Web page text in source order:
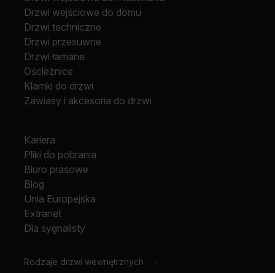
Drzwi wejściowe do domu
Drzwi techniczne
Drzwi przesuwne
Drzwi łamane
Ościeżnice
Klamki do drzwi
Zawiasy i akcesoria do drzwi
Kariera
Pliki do pobrania
Biuro prasowe
Blog
Unia Europejska
Extranet
Dla sygnalisty
Rodzaje drzwi wewnętrznych +